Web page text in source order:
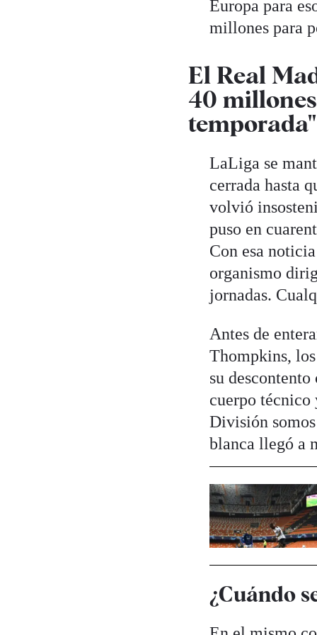
Europa para
millones para
El Real
40
temporada"
LaLiga se
cerrada hasta
volvió
puso en
Con esa
organismo
jornadas.
Antes de
Thompkins,
su
cuerpo técnico
División
blanca llegó a
¿Cuándo